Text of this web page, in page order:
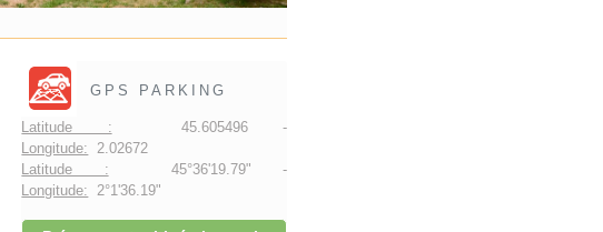
GPS PARKING
Latitude : 45.605496 -
Longitude: 2.02672
Latitude : 45°36'19.79" -
Longitude: 2°1'36.19"